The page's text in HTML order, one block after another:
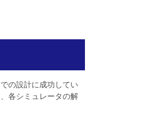
の設計に成功してい
各シミュレータの解